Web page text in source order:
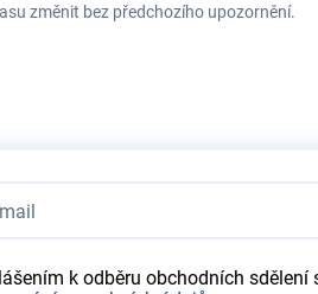
změnit bez předchozího upozornění.
k odběru obchodních sdělení